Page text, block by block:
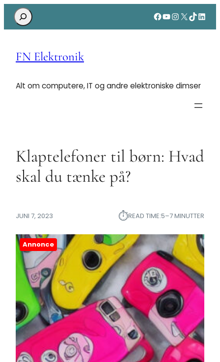
Search Facebook
YouTube
Instagram
X TikTok
FN Elektronik
Alt om computere, IT og andre elektroniske dimser
Klaptelefoner til børn: Hvad
skal du tænke på?
JUNI 7, 2023 ⏱︎READ TIME:5–7 MINUTTER
Annonce